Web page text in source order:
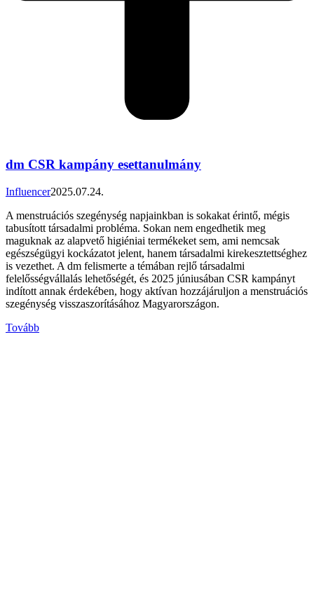
dm CSR kampány esettanulmány
Influencer2025.07.24.
A menstruációs szegénység napjainkban is sokakat érintő, mégis
tabusított társadalmi probléma. Sokan nem engedhetik meg
maguknak az alapvető higiéniai termékeket sem, ami nemcsak
egészségügyi kockázatot jelent, hanem társadalmi kirekesztettséghez
is vezethet. A dm felismerte a témában rejlő társadalmi
felelősségvállalás lehetőségét, és 2025 júniusában CSR kampányt
indított annak érdekében, hogy aktívan hozzájáruljon a menstruációs
szegénység visszaszorításához Magyarországon.
Tovább